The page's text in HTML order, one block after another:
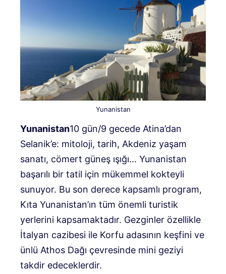
Yunanistan
Yunanistan10 gün/9 gecede Atina’dan
Selanik’e: mitoloji, tarih, Akdeniz yaşam
sanatı, cömert güneş ışığı… Yunanistan
başarılı bir tatil için mükemmel kokteyli
sunuyor. Bu son derece kapsamlı program,
Kıta Yunanistan’ın tüm önemli turistik
yerlerini kapsamaktadır. Gezginler özellikle
İtalyan cazibesi ile Korfu adasının keşfini ve
ünlü Athos Dağı çevresinde mini geziyi
takdir edeceklerdir.